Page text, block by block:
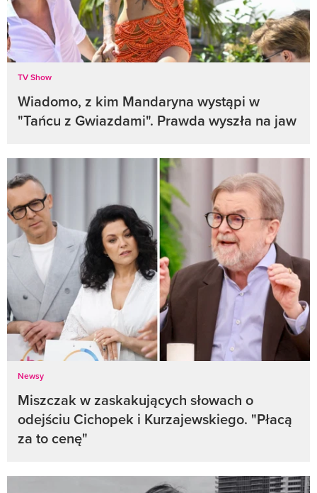
TV Show
Wiadomo, z kim Mandaryna wystąpi w
"Tańcu z Gwiazdami". Prawda wyszła na jaw
Newsy
Miszczak w zaskakujących słowach o
odejściu Cichopek i Kurzajewskiego. "Płacą
za to cenę"